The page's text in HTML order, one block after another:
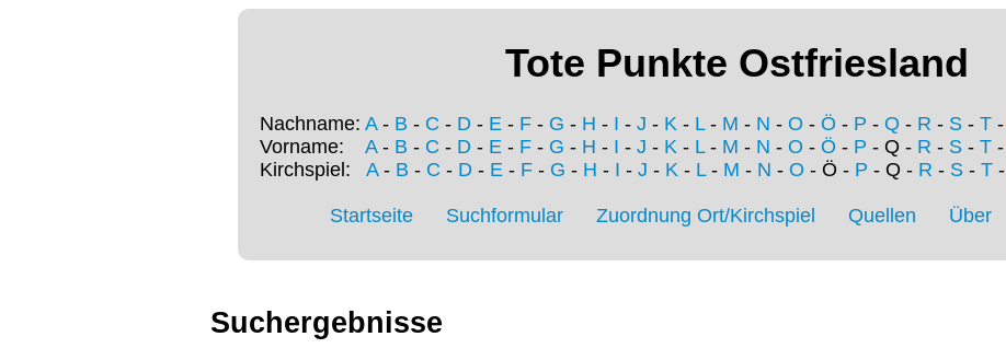
Tote Punkte Ostfriesland
Nachname: A- B - C - D - E - F - G - H - I - J - K - L- M - N - O - Ö - P - Q - R - S - T -
Vorname: A- B - C - D - E - F - G - H - I - J - K - L- M - N - O - Ö - P - Q - R - S - T -
Kirchspiel: A- B - C - D- E- F- G - H - I - J - K- L- M - N - O - Ö - P - Q - R - S- T-
Startseite Suchformular Zuordnung Ort/Kirchspiel Quellen Über
Suchergebnisse